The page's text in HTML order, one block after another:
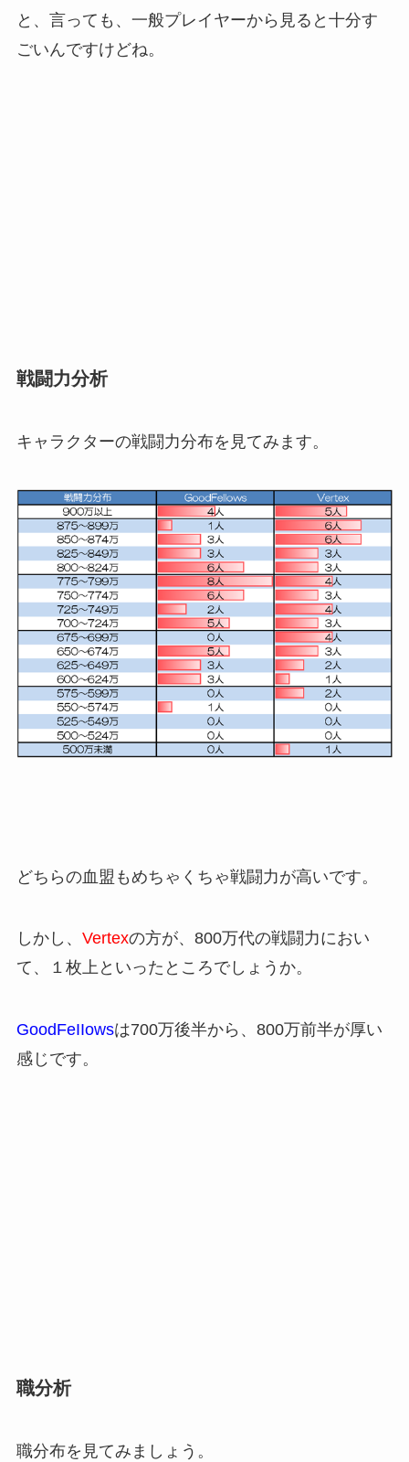
と、言っても、一般プレイヤーから見ると十分す
ごいんですけどね。
戦闘力分析
キャラクターの戦闘力分布を見てみます。
どちらの血盟もめちゃくちゃ戦闘力が高いです。
しかし、 Vertexの方が、800万代の戦闘力におい
て、１枚上といったところでしょうか。
GoodFeIIowsは700万後半から、800万前半が厚い
感じです。
職分析
職分布を見てみましょう。